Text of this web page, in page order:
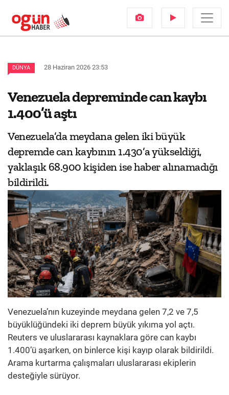
DÜNYA 28 Haziran 2026 23:53
Venezuela depreminde can kaybı
1.400’ü aştı
Venezuela’da meydana gelen iki büyük
depremde can kaybının 1.430’a yükseldiği,
yaklaşık 68.900 kişiden ise haber alınamadığı
bildirildi.
Venezuela’nın kuzeyinde meydana gelen 7,2 ve 7,5
büyüklüğündeki iki deprem büyük yıkıma yol açtı.
Reuters ve uluslararası kaynaklara göre can kaybı
1.400’ü aşarken, on binlerce kişi kayıp olarak bildirildi.
Arama kurtarma çalışmaları uluslararası ekiplerin
desteğiyle sürüyor.